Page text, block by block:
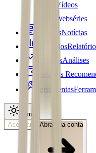
Vídeos
Webséries
NotíciasNotícias
Relatórios
AnálisesAnálises
Carteiras
Ferramentas
Tema
Acessar
Abra sua conta